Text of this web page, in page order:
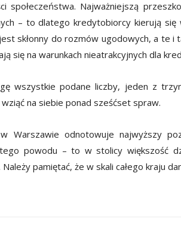
społeczeństwa. Najważniejszą
– to dlatego kredytobiorcy kierują
skłonny do rozmów ugodowych, a te
się na warunkach nieatrakcyjnych dla
wszystkie podane liczby, jeden z
na siebie ponad sześćset spraw.
Warszawie odnotowuje najwyższy
powodu – to w stolicy większość
Należy pamiętać, że w skali całego kraju